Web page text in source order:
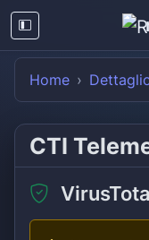
Home
CTI